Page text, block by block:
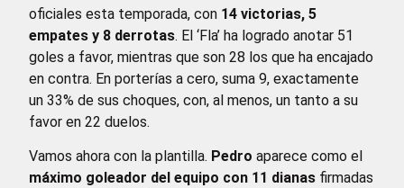
oficiales esta temporada, con 14 victorias, 5
empates y 8 derrotas. El ‘Fla’ ha logrado anotar 51
goles a favor, mientras que son 28 los que ha encajado
en contra. En porterías a cero, suma 9, exactamente
un 33% de sus choques, con, al menos, un tanto a su
favor en 22 duelos.
Vamos ahora con la plantilla. Pedro aparece como el
máximo goleador del equipo con 11 dianas firmadas